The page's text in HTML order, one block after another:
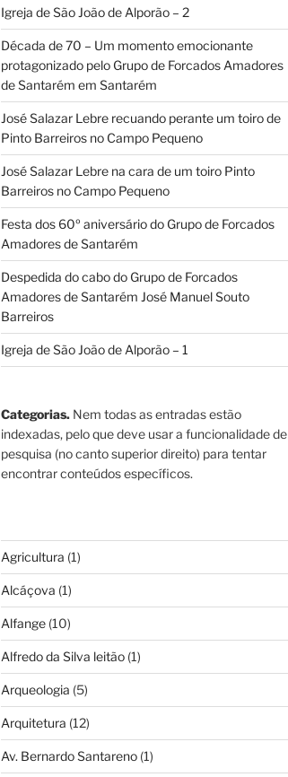
Igreja de São João de Alporão – 2
Década de 70 – Um momento emocionante
protagonizado pelo Grupo de Forcados Amadores
de Santarém em Santarém
José Salazar Lebre recuando perante um toiro de
Pinto Barreiros no Campo Pequeno
José Salazar Lebre na cara de um toiro Pinto
Barreiros no Campo Pequeno
Festa dos 60º aniversário do Grupo de Forcados
Amadores de Santarém
Despedida do cabo do Grupo de Forcados
Amadores de Santarém José Manuel Souto
Barreiros
Igreja de São João de Alporão – 1
Categorias.Nem todas as entradas estão
indexadas, pelo que deve usar a funcionalidade de
pesquisa (no canto superior direito) para tentar
encontrar conteúdos específicos.
Agricultura (1)
Alcáçova (1)
Alfange(10)
Alfredo da Silva leitão(1)
Arqueologia (5)
Arquitetura (12)
Av. Bernardo Santareno(1)